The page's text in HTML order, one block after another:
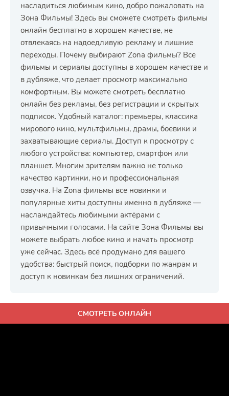
насладиться любимым кино, добро пожаловать на
Зона Фильмы! Здесь вы сможете смотреть фильмы
онлайн бесплатно в хорошем качестве, не
отвлекаясь на надоедливую рекламу и лишние
переходы. Почему выбирают Zona фильмы? Все
фильмы и сериалы доступны в хорошем качестве и
в дубляже, что делает просмотр максимально
комфортным. Вы можете смотреть бесплатно
онлайн без рекламы, без регистрации и скрытых
подписок. Удобный каталог: премьеры, классика
мирового кино, мультфильмы, драмы, боевики и
захватывающие сериалы. Доступ к просмотру с
любого устройства: компьютер, смартфон или
планшет. Многим зрителям важно не только
качество картинки, но и профессиональная
озвучка. На Zona фильмы все новинки и
популярные хиты доступны именно в дубляже —
наслаждайтесь любимыми актёрами с
привычными голосами. На сайте Зона Фильмы вы
можете выбрать любое кино и начать просмотр
уже сейчас. Здесь всё продумано для вашего
удобства: быстрый поиск, подборки по жанрам и
доступ к новинкам без лишних ограничений.
СМОТРЕТЬ ОНЛАЙН